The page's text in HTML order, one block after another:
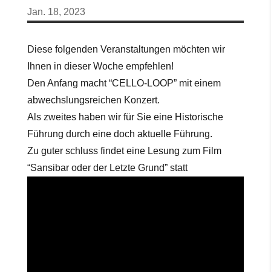
Jan. 18, 2023
Diese folgenden Veranstaltungen möchten wir
Ihnen in dieser Woche empfehlen!
Den Anfang macht “CELLO-LOOP” mit einem
abwechslungsreichen Konzert.
Als zweites haben wir für Sie eine Historische
Führung durch eine doch aktuelle Führung.
Zu guter schluss findet eine Lesung zum Film
“Sansibar oder der Letzte Grund” statt